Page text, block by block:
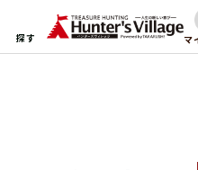
探す マ